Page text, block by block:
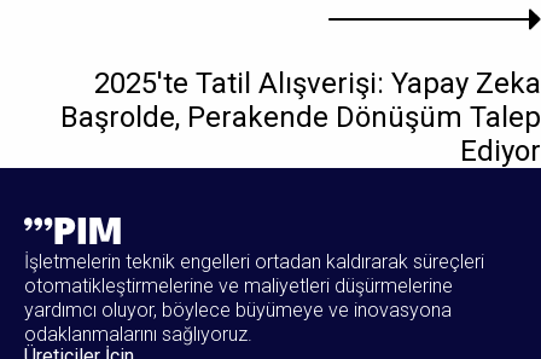
2025'te Tatil Alışverişi: Yapay Zeka
Başrolde, Perakende Dönüşüm Talep
Ediyor
İşletmelerin teknik engelleri ortadan kaldırarak süreçleri
otomatikleştirmelerine ve maliyetleri düşürmelerine
yardımcı oluyor, böylece büyümeye ve inovasyona
odaklanmalarını sağlıyoruz.